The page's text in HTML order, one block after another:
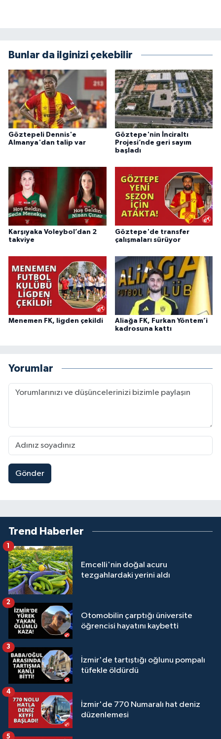
Bunlar da ilginizi çekebilir
Göztepeli Dennis'e
Almanya'dan talip var
Göztepe'nin İnciraltı
Projesi’nde geri sayım
başladı
Karşıyaka Voleybol’dan 2
takviye
Göztepe'de transfer
çalışmaları sürüyor
Menemen FK, ligden çekildi
Aliağa FK, Furkan Yöntem’i
kadrosuna kattı
Yorumlar
Gönder
Trend Haberler
Emcelli'nin doğal acuru
tezgahlardaki yerini aldı
1
Otomobilin çarptığı üniversite
öğrencisi hayatını kaybetti
2
İzmir'de tartıştığı oğlunu pompalı
tüfekle öldürdü
3
İzmir'de 770 Numaralı hat deniz
düzenlemesi
4
5